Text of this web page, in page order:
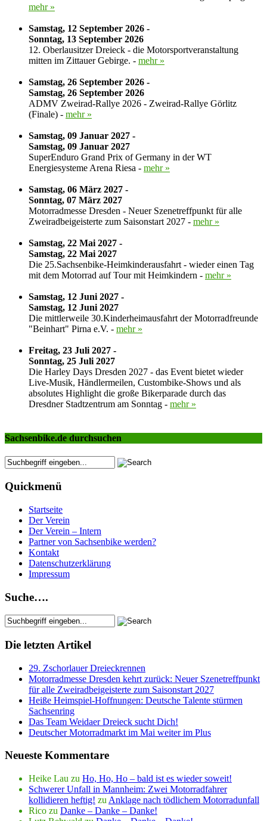
mehr »
Samstag, 12 September 2026 -
Sonntag, 13 September 2026
12. Oberlausitzer Dreieck - die Motorsportveranstaltung
mitten im Zittauer Gebirge. - mehr »
Samstag, 26 September 2026 -
Samstag, 26 September 2026
ADMV Zweirad-Rallye 2026 - Zweirad-Rallye Görlitz
(Finale) - mehr »
Samstag, 09 Januar 2027 -
Samstag, 09 Januar 2027
SuperEnduro Grand Prix of Germany in der WT
Energiesysteme Arena Riesa - mehr »
Samstag, 06 März 2027 -
Sonntag, 07 März 2027
Motorradmesse Dresden - Neuer Szenetreffpunkt für alle
Zweiradbeigeisterte zum Saisonstart 2027 - mehr »
Samstag, 22 Mai 2027 -
Samstag, 22 Mai 2027
Die 25.Sachsenbike-Heimkinderausfahrt - wieder einen Tag
mit dem Motorrad auf Tour mit Heimkindern - mehr »
Samstag, 12 Juni 2027 -
Samstag, 12 Juni 2027
Die mittlerweile 30.Kinderheimausfahrt der Motorradfreunde
"Beinhart" Pirna e.V. - mehr »
Freitag, 23 Juli 2027 -
Sonntag, 25 Juli 2027
Die Harley Days Dresden 2027 - das Event bietet wieder
Live-Musik, Händlermeilen, Custombike-Shows und als
absolutes Highlight die große Bikerparade durch das
Dresdner Stadtzentrum am Sonntag - mehr »
Sachsenbike.de durchsuchen
Quickmenü
Startseite
Der Verein
Der Verein – Intern
Partner von Sachsenbike werden?
Kontakt
Datenschutzerklärung
Impressum
Suche….
Die letzten Artikel
29. Zschorlauer Dreieckrennen
Motorradmesse Dresden kehrt zurück: Neuer Szenetreffpunkt
für alle Zweiradbeigeisterte zum Saisonstart 2027
Heiße Heimspiel-Hoffnungen: Deutsche Talente stürmen
Sachsenring
Das Team Weidaer Dreieck sucht Dich!
Deutscher Motorradmarkt im Mai weiter im Plus
Neueste Kommentare
Heike Lau zu Ho, Ho, Ho – bald ist es wieder soweit!
Schwerer Unfall in Mannheim: Zwei Motorradfahrer
kollidieren heftig! zu Anklage nach tödlichem Motorradunfall
Rico zu Danke – Danke – Danke!